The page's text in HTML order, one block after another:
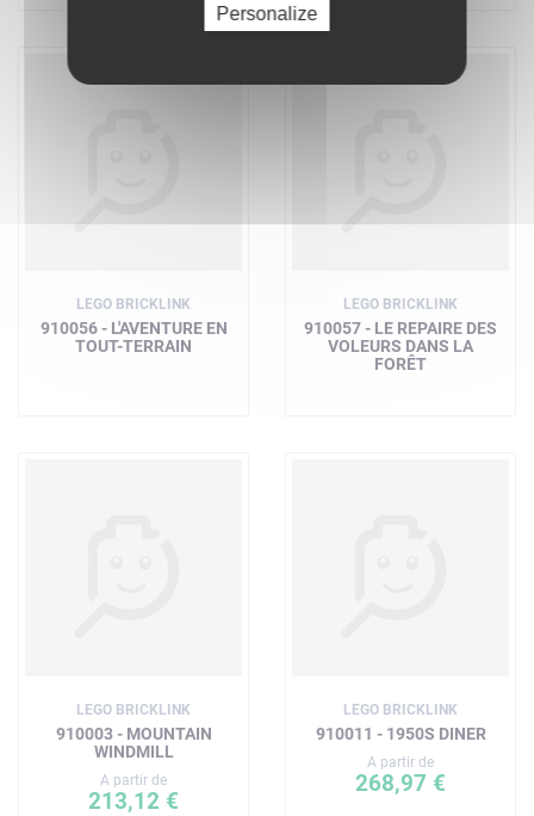
LEGO BRICKLINK
910056 - L'AVENTURE EN
TOUT-TERRAIN
LEGO BRICKLINK
910057 - LE REPAIRE DES
VOLEURS DANS LA
FORÊT
LEGO BRICKLINK
910003 - MOUNTAIN
WINDMILL
A partir de
213,12 €
LEGO BRICKLINK
910011 - 1950S DINER
A partir de
268,97 €
Personalize